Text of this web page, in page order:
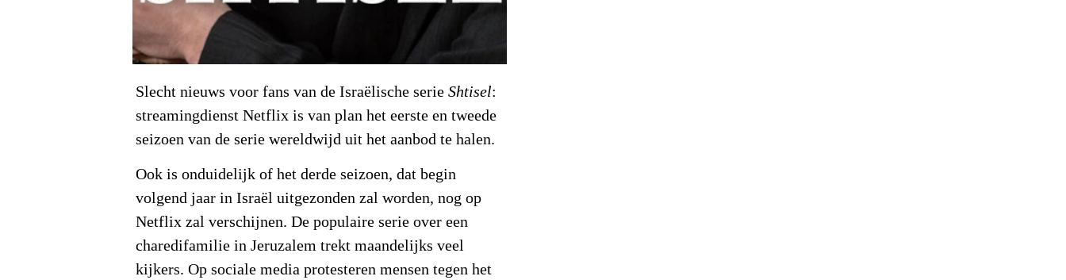
Slecht nieuws voor fans van de Israëlische serieShtisel:
streamingdienst Netflix is van plan het eerste en tweede
seizoen van de serie wereldwijd uit het aanbod te halen.
Ook is onduidelijk of het derde seizoen, dat begin
volgend jaar in Israël uitgezonden zal worden, nog op
Netflix zal verschijnen. De populaire serie over een
charedifamilie in Jeruzalem trekt maandelijks veel
kijkers. Op sociale media protesteren mensen tegen het